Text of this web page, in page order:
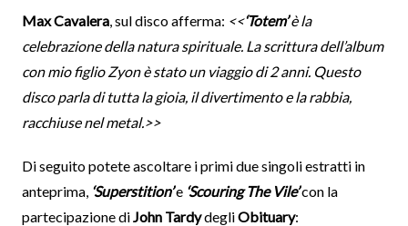
Max Cavalera, sul disco afferma: <<‘Totem’è la
celebrazione della natura spirituale. La scrittura dell’album
con mio figlio Zyon è stato un viaggio di 2 anni. Questo
disco parla di tutta la gioia, il divertimento e la rabbia,
racchiuse nel metal.>>
Di seguito potete ascoltare i primi due singoli estratti in
anteprima, ‘Superstition’ e ‘Scouring The Vile’con la
partecipazione di John TardydegliObituary: